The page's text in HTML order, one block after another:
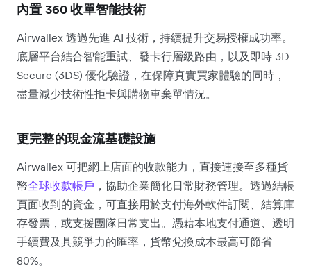
內置 360 收單智能技術
Airwallex 透過先進 AI 技術，持續提升交易授權成功率。
底層平台結合智能重試、發卡行層級路由，以及即時 3D
Secure (3DS) 優化驗證，在保障真實買家體驗的同時，
盡量減少技術性拒卡與購物車棄單情況。
更完整的現金流基礎設施
Airwallex 可把網上店面的收款能力，直接連接至多種貨
幣全球收款帳戶 ，協助企業簡化日常財務管理。透過結帳
頁面收到的資金，可直接用於支付海外軟件訂閱、結算庫
存發票，或支援團隊日常支出。憑藉本地支付通道、透明
手續費及具競爭力的匯率，貨幣兌換成本最高可節省
80%。